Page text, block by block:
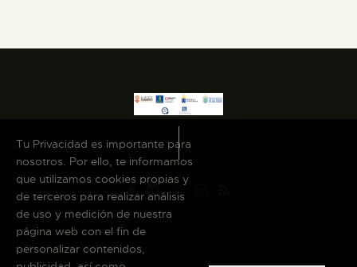
Tu Privacidad es importante para
nosotros. Por ello, te informamos
que utilizamos cookies propias y
de terceros para realizar análisis
de uso y medición de nuestra
página web con el fin de
personalizar contenidos,